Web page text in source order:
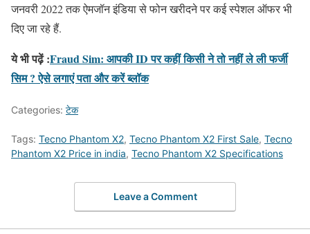
जनवरी 2022 तक ऐमजॉन इंडिया से फोन खरीदने पर कई स्पेशल ऑफर भी
दिए जा रहे हैं.
ये भी पढ़ें :Fraud Sim: आपकी ID पर कहीं किसी ने तो नहीं ले ली फर्जी
सिम ? ऐसे लगाएं पता और करें ब्लॉक
Categories: टेक
Tags: Tecno Phantom X2, Tecno Phantom X2 First Sale, Tecno
Phantom X2 Price in india, Tecno Phantom X2 Specifications
Leave a Comment